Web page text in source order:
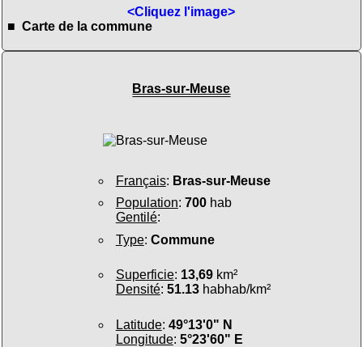
<Cliquez l'image>
■ Carte de la commune
Bras-sur-Meuse
Français: Bras-sur-Meuse
Population: 700hab
Gentilé:
Type: Commune
Superficie: 13,69km²
Densité: 51.13habhab/km²
Latitude: 49°13'0" N
Longitude: 5°23'60" E